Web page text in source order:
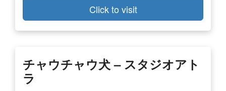
Click to visit
チャウチャウ犬 – スタジオアト
ラ